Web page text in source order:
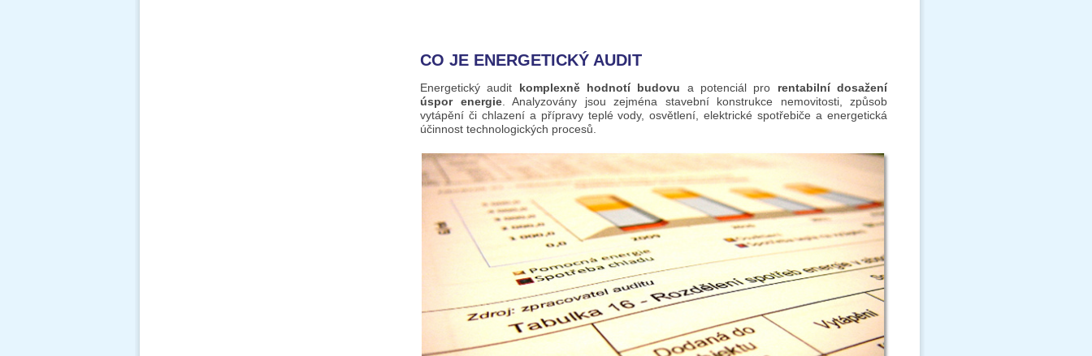
CO JE ENERGETICKÝ AUDIT
Energetický audit komplexně hodnotí budovu a potenciál pro rentabilní dosažení
úspor energie. Analyzovány jsou zejména stavební konstrukce nemovitosti, způsob
vytápění či chlazení a přípravy teplé vody, osvětlení, elektrické spotřebiče a energetická
účinnost technologických procesů.